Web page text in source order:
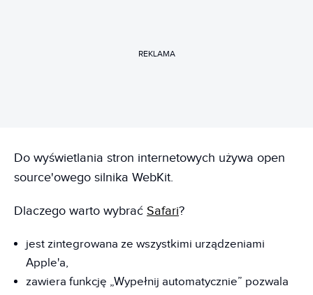
REKLAMA
Do wyświetlania stron internetowych używa open
source'owego silnika WebKit.
Dlaczego warto wybrać Safari?
jest zintegrowana ze wszystkimi urządzeniami
Apple'a,
zawiera funkcję „Wypełnij automatycznie” pozwala